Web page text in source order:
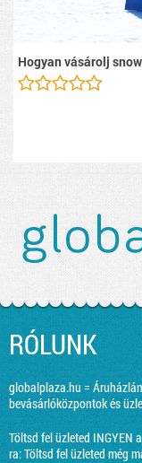
Hogyan vásárolj
RÓLUNK
globalplaza.hu =
bevásárlóközpontok és
Töltsd fel üzleted INGYEN
ra:Töltsd fel üzleted még